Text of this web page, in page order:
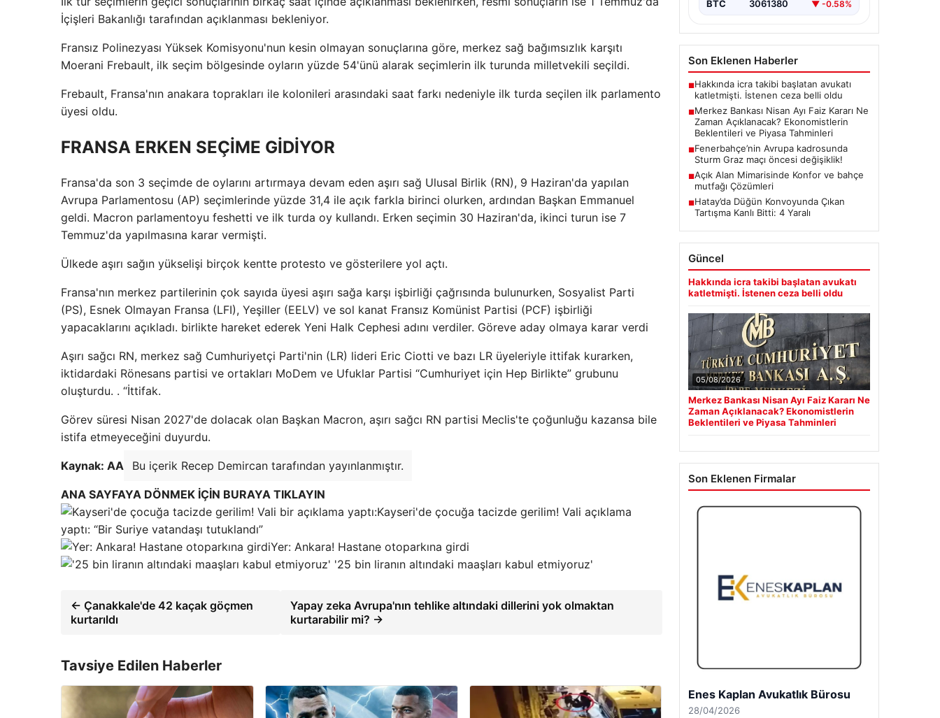
İçişleri Bakanlığı tarafından açıklanması bekleniyor.
Fransız Polinezyası Yüksek Komisyonu'nun kesin olmayan sonuçlarına göre, merkez sağ bağımsızlık karşıtı
Moerani Frebault, ilk seçim bölgesinde oyların yüzde 54'ünü alarak seçimlerin ilk turunda milletvekili seçildi.
Frebault, Fransa'nın anakara toprakları ile kolonileri arasındaki saat farkı nedeniyle ilk turda seçilen ilk parlamento
üyesi oldu.
FRANSA ERKEN SEÇİME GİDİYOR
Fransa'da son 3 seçimde de oylarını artırmaya devam eden aşırı sağ Ulusal Birlik (RN), 9 Haziran'da yapılan
Avrupa Parlamentosu (AP) seçimlerinde yüzde 31,4 ile açık farkla birinci olurken, ardından Başkan Emmanuel
geldi. Macron parlamentoyu feshetti ve ilk turda oy kullandı. Erken seçimin 30 Haziran'da, ikinci turun ise 7
Temmuz'da yapılmasına karar vermişti.
Ülkede aşırı sağın yükselişi birçok kentte protesto ve gösterilere yol açtı.
Fransa'nın merkez partilerinin çok sayıda üyesi aşırı sağa karşı işbirliği çağrısında bulunurken, Sosyalist Parti
(PS), Esnek Olmayan Fransa (LFI), Yeşiller (EELV) ve sol kanat Fransız Komünist Partisi (PCF) işbirliği
yapacaklarını açıkladı. birlikte hareket ederek Yeni Halk Cephesi adını verdiler. Göreve aday olmaya karar verdi
Aşırı sağcı RN, merkez sağ Cumhuriyetçi Parti'nin (LR) lideri Eric Ciotti ve bazı LR üyeleriyle ittifak kurarken,
iktidardaki Rönesans partisi ve ortakları MoDem ve Ufuklar Partisi “Cumhuriyet için Hep Birlikte” grubunu
oluşturdu. . “İttifak.
Görev süresi Nisan 2027'de dolacak olan Başkan Macron, aşırı sağcı RN partisi Meclis'te çoğunluğu kazansa bile
istifa etmeyeceğini duyurdu.
Kaynak: AA Bu içerik Recep Demircan tarafından yayınlanmıştır.
ANA SAYFAYA DÖNMEK İÇİN BURAYA TIKLAYIN
Kayseri'de çocuğa tacizde gerilim! Vali açıklama
yaptı: “Bir Suriye vatandaşı tutuklandı”
Yer: Ankara! Hastane otoparkına girdi
'25 bin liranın altındaki maaşları kabul etmiyoruz'
← Çanakkale'de 42 kaçak göçmen
kurtarıldı
Yapay zeka Avrupa'nın tehlike altındaki dillerini yok olmaktan
kurtarabilir mi? →
Tavsiye Edilen Haberler
Kurulu, Nisan ayı faiz kararını
BTC 3061380 ▼ -0.58%
Son Eklenen Haberler
■Hakkında icra takibi başlatan avukatı
katletmişti. İstenen ceza belli oldu
■Merkez Bankası Nisan Ayı Faiz Kararı Ne
Zaman Açıklanacak? Ekonomistlerin
Beklentileri ve Piyasa Tahminleri
■Fenerbahçe’nin Avrupa kadrosunda
Sturm Graz maçı öncesi değişiklik!
■Açık Alan Mimarisinde Konfor ve bahçe
mutfağı Çözümleri
■Hatay’da Düğün Konvoyunda Çıkan
Tartışma Kanlı Bitti: 4 Yaralı
Güncel
Hakkında icra takibi başlatan avukatı
katletmişti. İstenen ceza belli oldu
05/08/2026
Merkez Bankası Nisan Ayı Faiz Kararı Ne
Zaman Açıklanacak? Ekonomistlerin
Beklentileri ve Piyasa Tahminleri
Son Eklenen Firmalar
Enes Kaplan Avukatlık Bürosu
28/04/2026